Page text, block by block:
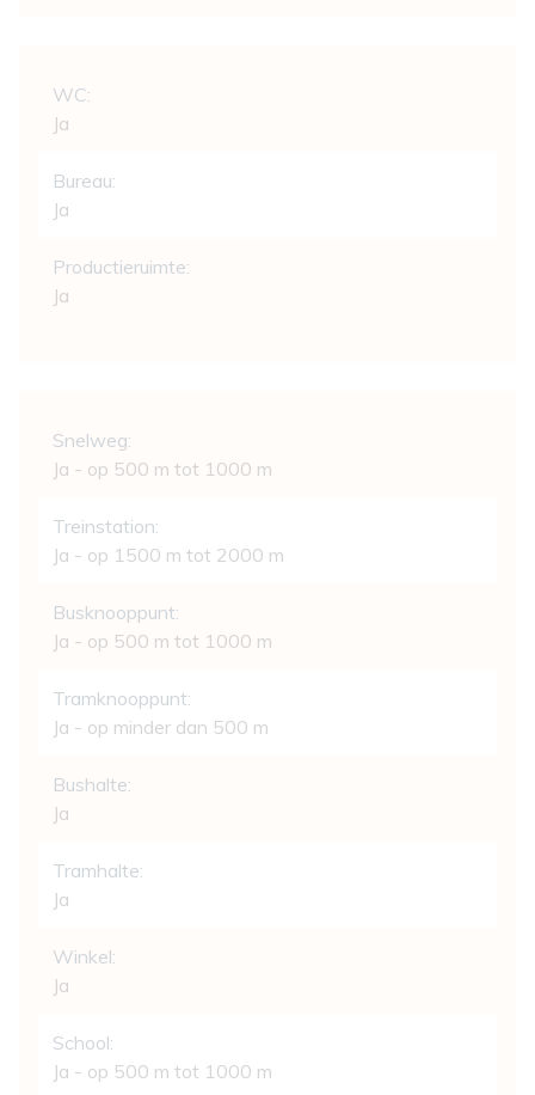
WC:
Ja
Bureau:
Ja
Productieruimte:
Ja
Snelweg:
Ja - op 500 m tot 1000 m
Treinstation:
Ja - op 1500 m tot 2000 m
Busknooppunt:
Ja - op 500 m tot 1000 m
Tramknooppunt:
Ja - op minder dan 500 m
Bushalte:
Ja
Tramhalte:
Ja
Winkel:
Ja
School:
Ja - op 500 m tot 1000 m